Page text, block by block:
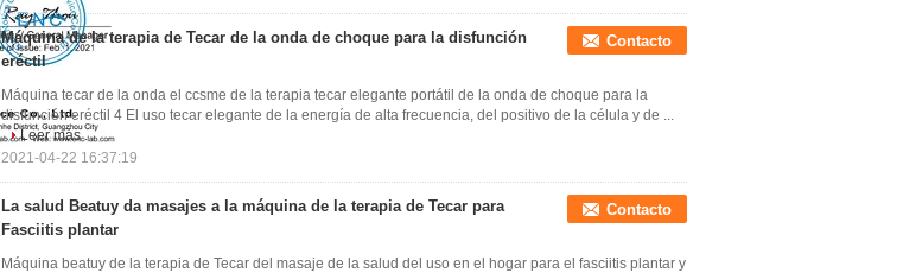
Máquina de la terapia de Tecar de la onda de choque para la disfunción
eréctil
Contacto
Máquina tecar de la onda el ccsme de la terapia tecar elegante portátil de la onda de choque para la
disfunción eréctil 4 El uso tecar elegante de la energía de alta frecuencia, del positivo de la célula y de ...
Leer más
2021-04-22 16:37:19
La salud Beatuy da masajes a la máquina de la terapia de Tecar para
Fasciitis plantar
Contacto
Máquina beatuy de la terapia de Tecar del masaje de la salud del uso en el hogar para el fasciitis plantar y